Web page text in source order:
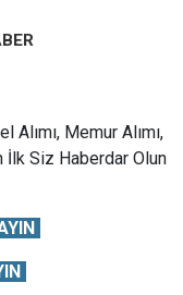
Memur Alımı,
İlk Siz Haberdar Olun